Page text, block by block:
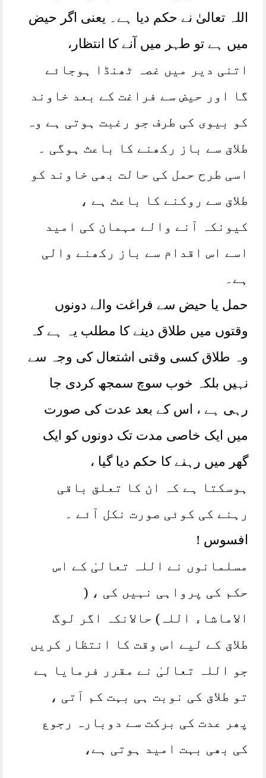
اللہ تعالیٰ نے حکم دیا ہے۔ یعنی اگر حیض
میں ہے تو طہر میں آنے کا انتظار،
اتنی دیر میں غصہ ٹھنڈا ہوجائے
گا اور حیض سے فراغت کے بعد خاوند
کو بیوی کی طرف جو رغبت ہوتی ہے وہ
طلاق سے باز رکھنے کا باعث ہوگی ۔
اسی طرح حمل کی حالت بھی خاوند کو
طلاق سے روکنے کا باعث ہے ،
کیونکہ آنے والے مہمان کی امید
اسے اس اقدام سے باز رکھنے والی
ہے۔
حمل یا حیض سے فراغت والے دونوں
وقتوں میں طلاق دینے کا مطلب یہ ہے کہ
وہ طلاق کسی وقتی اشتعال کی وجہ سے
نہیں بلکہ خوب سوچ سمجھ کردی جا
رہی ہے ، اس کے بعد عدت کی صورت
میں ایک خاصی مدت تک دونوں کو ایک
گھر میں رہنے کا حکم دیا گیا ،
ہوسکتا ہے کہ ان کا تعلق باقی
رہنے کی کوئی صورت نکل آئے ۔
افسوس !
مسلمانوں نے اللہ تعالیٰ کے اس
حکم کی پرواہی نہیں کی ، (
الاماشاء اللہ) حالانکہ اگر لوگ
طلاق کے لیے اس وقت کا انتظار کریں
جو اللہ تعالیٰ نے مقرر فرمایا ہے
تو طلاق کی نوبت ہی بہت کم آتی ،
پھر عدت کی برکت سے دوبارہ رجوع
کی بھی بہت امید ہوتی ہے،